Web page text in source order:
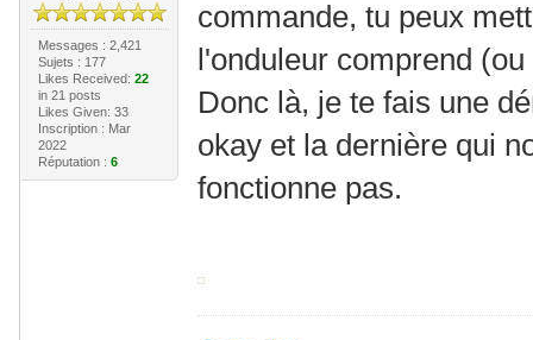
Messages : 2,421
Sujets : 177
Likes Received: 22
in 21 posts
Likes Given: 33
Inscription : Mar
2022
Réputation : 6
commande, tu peux
l'onduleur comprend (ou
Donc là, je te fais une
okay et la dernière qui
fonctionne pas.